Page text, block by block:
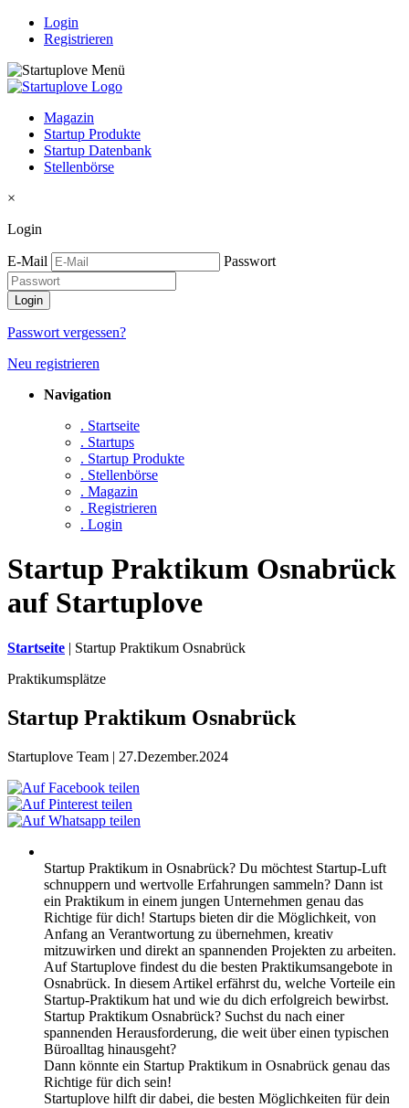
Login
Registrieren
Magazin
Startup Produkte
Startup Datenbank
Stellenbörse
×
Login
E-Mail Passwort
Passwort vergessen?
Neu registrieren
Navigation
. Startseite
. Startups
. Startup Produkte
. Stellenbörse
. Magazin
. Registrieren
. Login
Startup Praktikum Osnabrück
auf Startuplove
Startseite | Startup Praktikum Osnabrück
Praktikumsplätze
Startup Praktikum Osnabrück
Startuplove Team | 27.Dezember.2024
Startup Praktikum in Osnabrück? Du möchtest Startup-Luft
schnuppern und wertvolle Erfahrungen sammeln? Dann ist
ein Praktikum in einem jungen Unternehmen genau das
Richtige für dich! Startups bieten dir die Möglichkeit, von
Anfang an Verantwortung zu übernehmen, kreativ
mitzuwirken und direkt an spannenden Projekten zu arbeiten.
Auf Startuplove findest du die besten Praktikumsangebote in
Osnabrück. In diesem Artikel erfährst du, welche Vorteile ein
Startup-Praktikum hat und wie du dich erfolgreich bewirbst.
Startup Praktikum Osnabrück? Suchst du nach einer
spannenden Herausforderung, die weit über einen typischen
Büroalltag hinausgeht?
Dann könnte ein Startup Praktikum in Osnabrück genau das
Richtige für dich sein!
Startuplove hilft dir dabei, die besten Möglichkeiten für dein